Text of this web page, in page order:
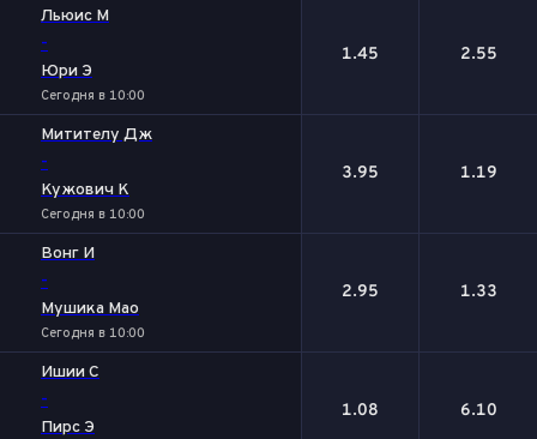
Льюис М
-
Юри Э
Сегодня в 10:00
1.45 2.55
Митителу Дж
-
Кужович К
Сегодня в 10:00
3.95 1.19
Вонг И
-
Мушика Мао
Сегодня в 10:00
2.95 1.33
Ишии С
-
Пирс Э
1.08 6.10